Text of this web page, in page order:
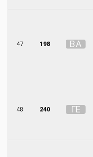
47 198 ВА
48 240 ГЕ